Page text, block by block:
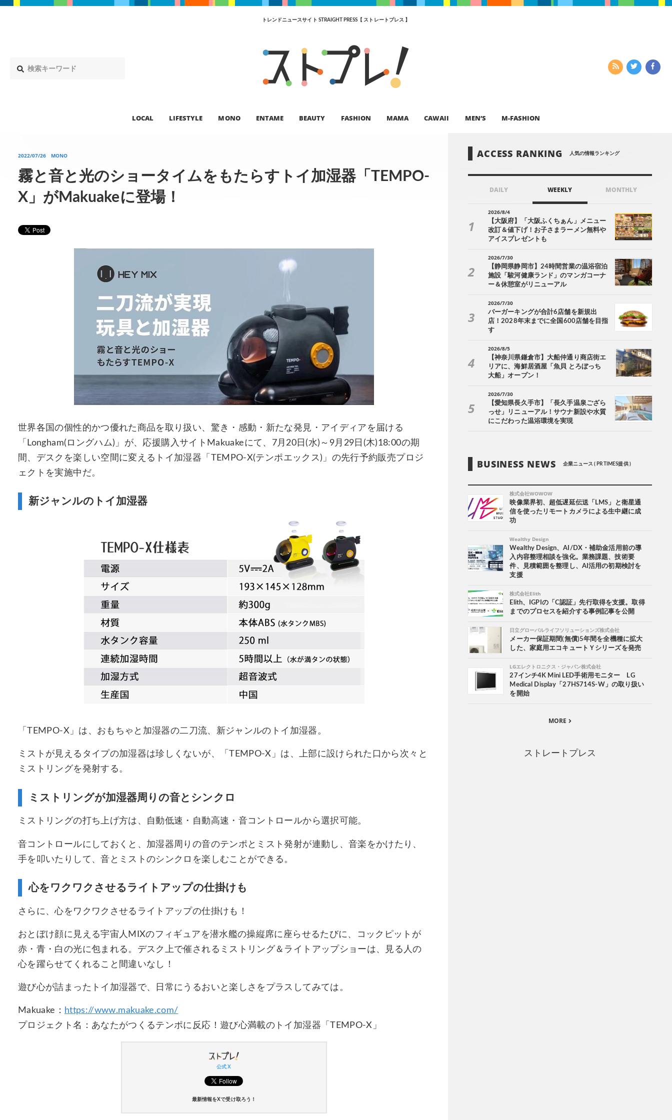
トレンドニュースサイト STRAIGHT PRESS【 ストレートプレス 】
LOCAL LIFESTYLE MONO ENTAME BEAUTY FASHION MAMA CAWAII MEN’S M-FASHION
2022/07/26 MONO
霧と音と光のショータイムをもたらすトイ加湿器「TEMPO-
X」がMakuakeに登場！
世界各国の個性的かつ優れた商品を取り扱い、驚き・感動・新たな発見・アイディアを届ける
「Longham(ロングハム)」が、応援購入サイトMakuakeにて、7月20日(水)～9月29日(木)18:00の期
間、デスクを楽しい空間に変えるトイ加湿器「TEMPO-X(テンポエックス)」の先行予約販売プロジ
ェクトを実施中だ。
新ジャンルのトイ加湿器
「TEMPO-X」は、おもちゃと加湿器の二刀流、新ジャンルのトイ加湿器。
ミストが見えるタイプの加湿器は珍しくないが、「TEMPO-X」は、上部に設けられた口から次々と
ミストリングを発射する。
ミストリングが加湿器周りの音とシンクロ
ミストリングの打ち上げ方は、自動低速・自動高速・音コントロールから選択可能。
音コントロールにしておくと、加湿器周りの音のテンポとミスト発射が連動し、音楽をかけたり、
手を叩いたりして、音とミストのシンクロを楽しむことができる。
心をワクワクさせるライトアップの仕掛けも
さらに、心をワクワクさせるライトアップの仕掛けも！
おとぼけ顔に見える宇宙人MIXのフィギュアを潜水艦の操縦席に座らせるたびに、コックピットが
赤・青・白の光に包まれる。デスク上で催されるミストリング＆ライトアップショーは、見る人の
心を躍らせてくれること間違いなし！
遊び心が詰まったトイ加湿器で、日常にうるおいと楽しさをプラスしてみては。
Makuake：
https://www.makuake.com/
プロジェクト名：あなたがつくるテンポに反応！遊び心満載のトイ加湿器「TEMPO-X」
公式 X
最新情報をXで受け取ろう！
ACCESS RANKING 人気の情報ランキング
DAILY WEEKLY MONTHLY
2026/8/4
【大阪府】「大阪ふくちぁん」メニュー
改訂＆値下げ！お子さまラーメン無料や
アイスプレゼントも
2026/7/30
【静岡県静岡市】24時間営業の温浴宿泊
施設「駿河健康ランド」のマンガコーナ
ー＆休憩室がリニューアル
2026/7/30
バーガーキングが合計6店舗を新規出
店！2028年末までに全国600店舗を目指
す
2026/8/5
【神奈川県鎌倉市】大船仲通り商店街エ
リアに、海鮮居酒屋「魚貝 とろぼっち
大船」オープン！
2026/7/30
【愛知県長久手市】「長久手温泉ござら
っせ」リニューアル！サウナ新設や水質
にこだわった温浴環境を実現
BUSINESS NEWS 企業ニュース ( PR TIMES提供 )
株式会社WOWOW
映像業界初、超低遅延伝送「LMS」と衛星通
信を使ったリモートカメラによる生中継に成
功
Wealthy Design
Wealthy Design、AI/DX・補助金活用前の導
入内容整理相談を強化。業務課題、技術要
件、見積範囲を整理し、AI活用の初期検討を
支援
株式会社Elith
Elith、IGPIの「C認証」先行取得を支援。取得
までのプロセスを紹介する事例記事を公開
日立グローバルライフソリューションズ株式会社
メーカー保証期間(無償)5年間を全機種に拡大
した、家庭用エコキュートＹシリーズを発売
LGエレクトロニクス・ジャパン株式会社
27インチ4K Mini LED手術用モニター LG
Medical Display「27HS714S-W」の取り扱い
を開始
MORE
ストレートプレス